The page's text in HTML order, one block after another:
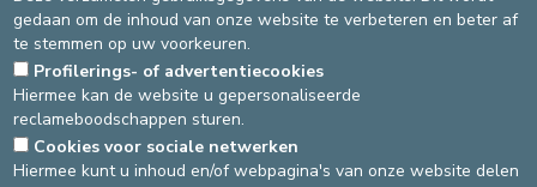
Uithoudingsvermogen
Rugschool
Source
Ergotherapie Dernière modification
DEVELOP / REDUCE
gedaan om de inhoud van onze website te verbeteren en beter af
te stemmen op uw voorkeuren.
Profilerings- of advertentiecookies
Hiermee kan de website u gepersonaliseerde
reclameboodschappen sturen.
Cookies voor sociale netwerken
Hiermee kunt u inhoud en/of webpagina's van onze website delen